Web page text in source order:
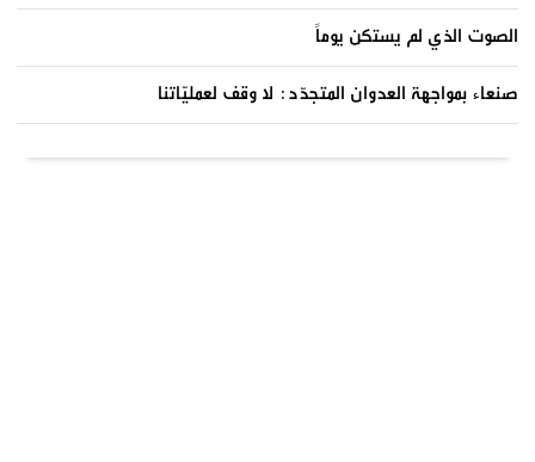
الصوت الذي لم يستكن يوماً
صنعاء بمواجهة العدوان المتجدّد: لا وقف لعمليّاتنا